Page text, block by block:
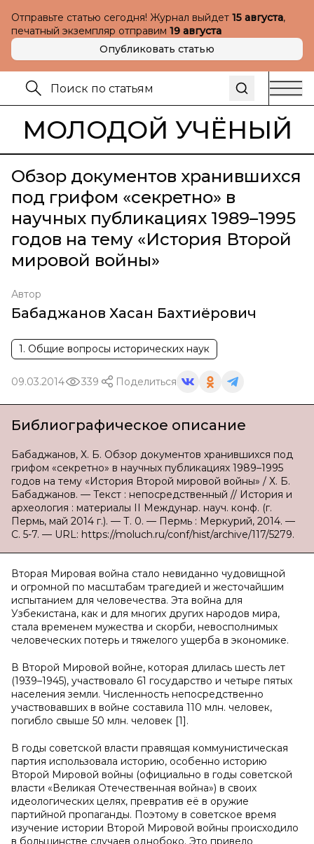
Отправьте статью сегодня! Журнал выйдет 15 августа,
печатный экземпляр отправим 19 августа
Опубликовать статью
МОЛОДОЙ УЧЁНЫЙ
Обзор документов хранившихся
под грифом «секретно» в
научных публикациях 1989–1995
годов на тему «История Второй
мировой войны»
Автор
Бабаджанов Хасан Бахтиёрович
1. Общие вопросы исторических наук
09.03.2014 339 Поделиться
Библиографическое описание
Бабаджанов, Х. Б. Обзор документов хранившихся под
грифом «секретно» в научных публикациях 1989–1995
годов на тему «История Второй мировой войны» / Х. Б.
Бабаджанов. — Текст : непосредственный // История и
археология : материалы II Междунар. науч. конф. (г.
Пермь, май 2014 г.). — Т. 0. — Пермь : Меркурий, 2014. —
С. 5-7. — URL: https://moluch.ru/conf/hist/archive/117/5279.
Вторая Мировая война стало невиданно чудовищной
и огромной по масштабам трагедией и жесточайшим
испытанием для человечества. Эта война для
Узбекистана, как и для многих других народов мира,
стала временем мужества и скорби, невосполнимых
человеческих потерь и тяжелого ущерба в экономике.
В Второй Мировой войне, которая длилась шесть лет
(1939–1945), участвовало 61 государство и четыре пятых
населения земли. Численность непосредственно
участвовавших в войне составила 110 млн. человек,
погибло свыше 50 млн. человек [1].
В годы советской власти правящая коммунистическая
партия использовала историю, особенно историю
Второй Мировой войны (официально в годы советской
власти «Великая Отечественная война») в своих
идеологических целях, превратив её в оружие
партийной пропаганды. Поэтому в советское время
изучение истории Второй Мировой войны происходило
в большинстве случаев однобоко. Это привело